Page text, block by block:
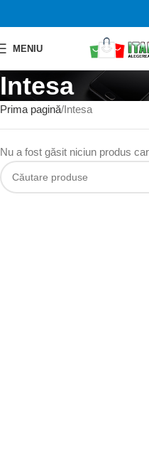
MENIU
Intesa
Prima pagină Intesa
Nu a fost găsit niciun produs